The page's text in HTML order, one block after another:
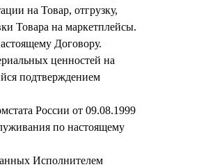
на Товар, отгрузку,
Товара на маркетплейсы.
Договору.
ценностей на
подтверждением
России от 09.08.1999
по настоящему
Исполнителем